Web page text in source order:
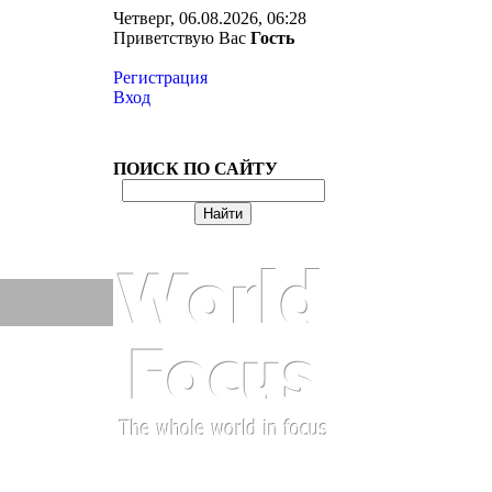
Четверг, 06.08.2026, 06:28
Приветствую Вас Гость
Регистрация
Вход
ПОИСК ПО САЙТУ